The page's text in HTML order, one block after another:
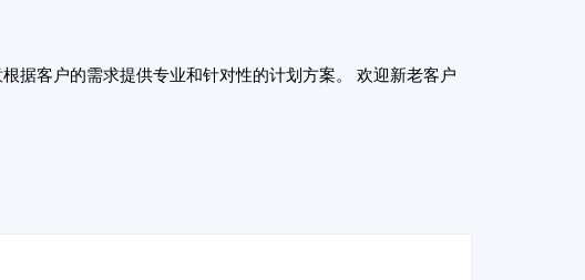
据客户的需求提供专业和针对性的计划方案。 欢迎新老客户